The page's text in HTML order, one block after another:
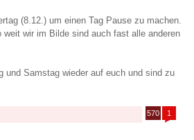
(8.12.) um einen Tag Pause zu machen.
wir im Bilde sind auch fast alle anderen
und Samstag wieder auf euch und sind zu
570 1